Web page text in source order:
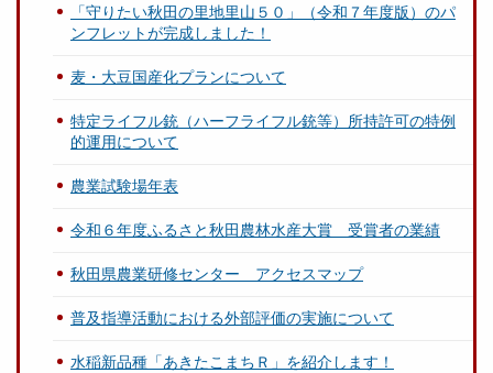
「守りたい秋田の里地里山５０」（令和７年度版）のパ
ンフレットが完成しました！
麦・大豆国産化プランについて
特定ライフル銃（ハーフライフル銃等）所持許可の特例
的運用について
農業試験場年表
令和６年度ふるさと秋田農林水産大賞 受賞者の業績
秋田県農業研修センター アクセスマップ
普及指導活動における外部評価の実施について
水稲新品種「あきたこまちＲ」を紹介します！